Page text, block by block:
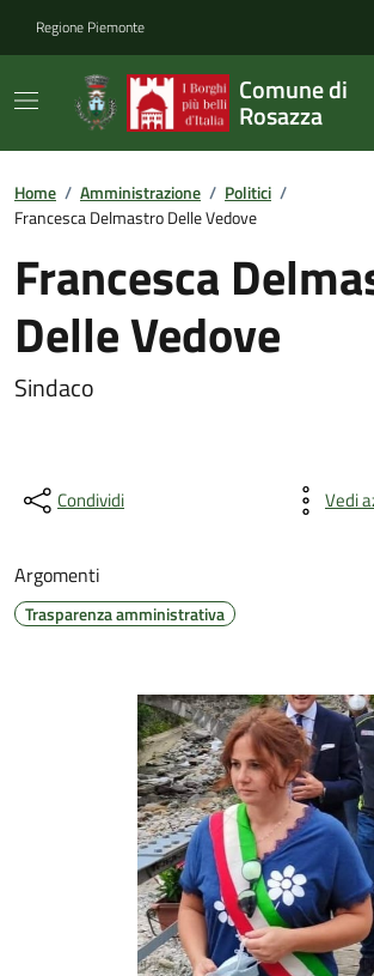
Regione Piemonte
Comune di
Rosazza
Home / Amministrazione / Politici /
Francesca Delmastro Delle Vedove
Francesca
Delle Vedove
Sindaco
Condividi Vedi
Argomenti
Trasparenza amministrativa